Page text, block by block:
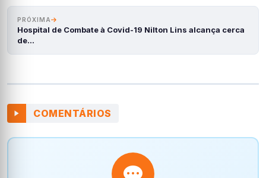
PRÓXIMA
Hospital de Combate à Covid-19 Nilton Lins alcança cerca
de…
COMENTÁRIOS